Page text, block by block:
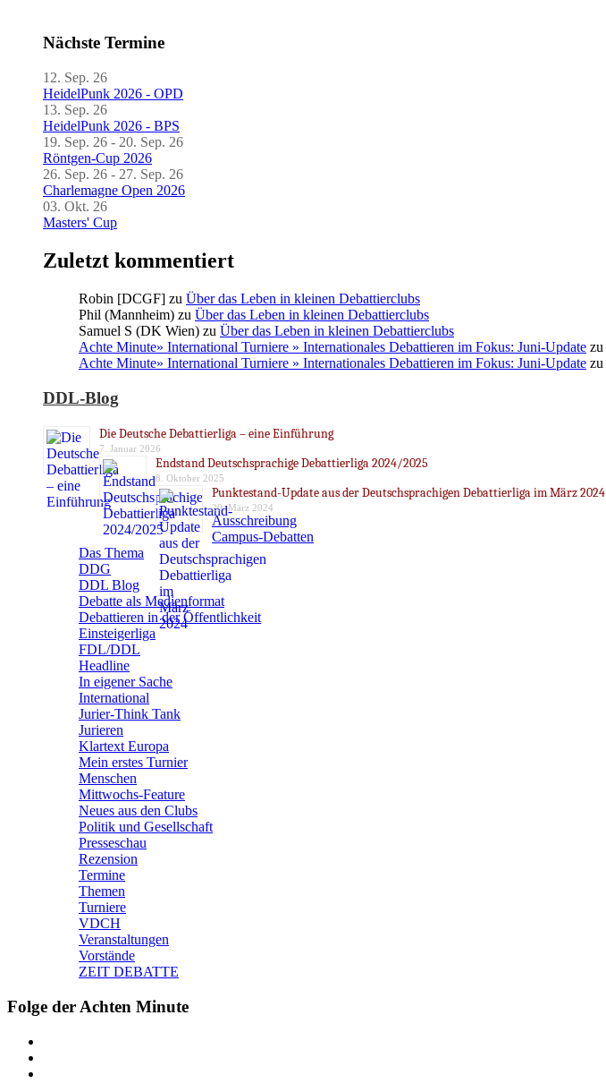
Nächste Termine
12. Sep. 26
HeidelPunk 2026 - OPD
13. Sep. 26
HeidelPunk 2026 - BPS
19. Sep. 26 - 20. Sep. 26
Röntgen-Cup 2026
26. Sep. 26 - 27. Sep. 26
Charlemagne Open 2026
03. Okt. 26
Masters' Cup
Zuletzt kommentiert
Robin [DCGF] zu Über das Leben in kleinen Debattierclubs
Phil (Mannheim) zu Über das Leben in kleinen Debattierclubs
Samuel S (DK Wien) zu Über das Leben in kleinen Debattierclubs
Achte Minute» International Turniere » Internationales Debattieren im Fokus: Juni-Update zu
Achte Minute» International Turniere » Internationales Debattieren im Fokus: Juni-Update zu
DDL-Blog
Die Deutsche Debattierliga – eine Einführung
7. Januar 2026
Endstand Deutschsprachige Debattierliga 2024/2025
8. Oktober 2025
Punktestand-Update aus der Deutschsprachigen Debattierliga im März 2024
20. März 2024
Ausschreibung
Campus-Debatten
Das Thema
DDG
DDL Blog
Debatte als Medienformat
Debattieren in der Öffentlichkeit
Einsteigerliga
FDL/DDL
Headline
In eigener Sache
International
Jurier-Think Tank
Jurieren
Klartext Europa
Mein erstes Turnier
Menschen
Mittwochs-Feature
Neues aus den Clubs
Politik und Gesellschaft
Presseschau
Rezension
Termine
Themen
Turniere
VDCH
Veranstaltungen
Vorstände
ZEIT DEBATTE
Folge der Achten Minute